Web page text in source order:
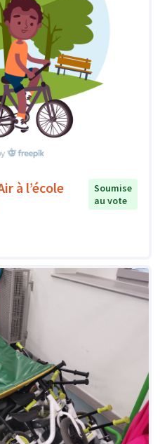
à l’école
Soumise
au vote